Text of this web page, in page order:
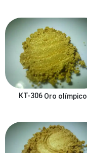
KT-306 Oro olímpico